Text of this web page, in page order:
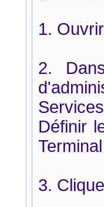
1.
2.
Définir
3.